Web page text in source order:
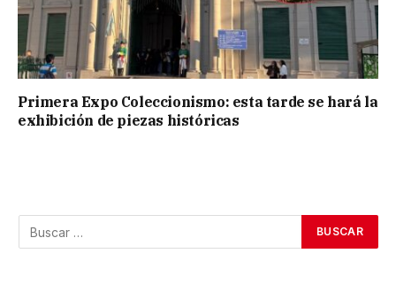
Primera Expo Coleccionismo: esta tarde se hará la
exhibición de piezas históricas